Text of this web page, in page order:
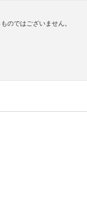
のではございません。